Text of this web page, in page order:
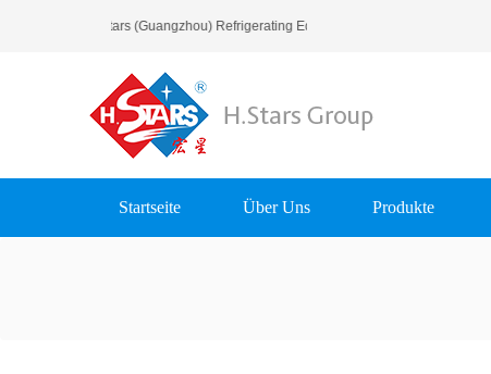
Willkommen Zu H.Stars (Guangzhou) Refrigerating Equipment Group Ltd..
Startseite Über Uns Produkte